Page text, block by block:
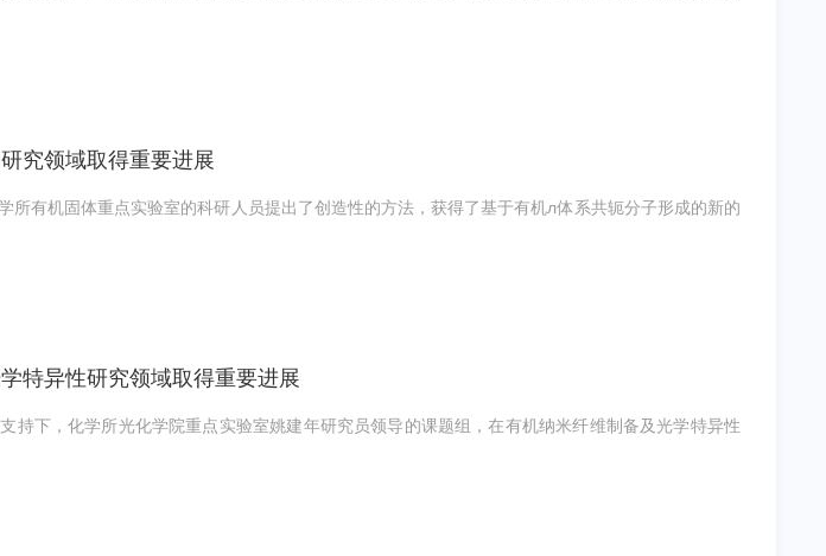
究领域取得重要进展
所有机固体重点实验室的科研人员提出了创造性的方法，获得了基于有机л体系共轭分子形成的新的
特异性研究领域取得重要进展
持下，化学所光化学院重点实验室姚建年研究员领导的课题组，在有机纳米纤维制备及光学特异性